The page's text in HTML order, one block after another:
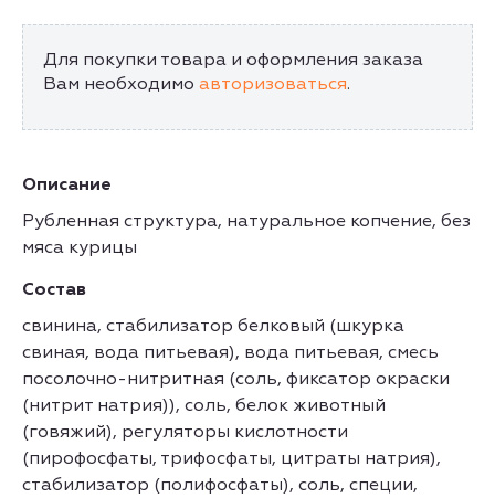
Для покупки товара и оформления заказа
Вам необходимо авторизоваться.
Описание
Рубленная структура, натуральное копчение, без
мяса курицы
Состав
свинина, стабилизатор белковый (шкурка
свиная, вода питьевая), вода питьевая, смесь
посолочно-нитритная (соль, фиксатор окраски
(нитрит натрия)), соль, белок животный
(говяжий), регуляторы кислотности
(пирофосфаты, трифосфаты, цитраты натрия),
стабилизатор (полифосфаты), соль, специи,